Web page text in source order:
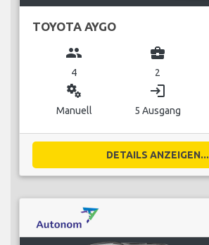
TOYOTA AYGO
group
4
business_center
2
miscellaneous_services
Manuell
login
5 Ausgang
DETAILS ANZEIGEN...